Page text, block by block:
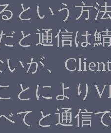
という方
と通信は
が、
とにより
てと通信